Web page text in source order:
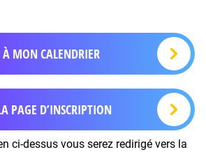
À MON CALENDRIER
PAGE D’INSCRIPTION
ci-dessus vous serez redirigé vers la